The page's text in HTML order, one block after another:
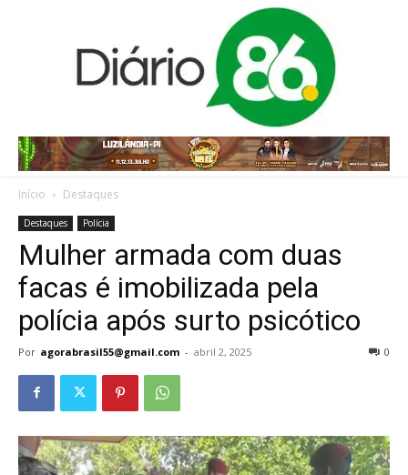
Início Destaques
Destaques Polícia
Mulher armada com duas
facas é imobilizada pela
polícia após surto psicótico
Por agorabrasil55@gmail.com - abril 2, 2025 0